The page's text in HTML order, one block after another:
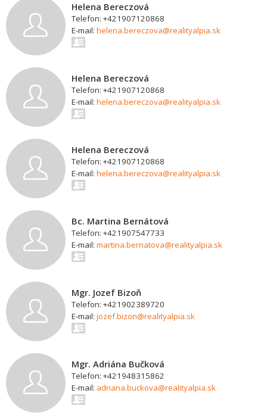
Helena Bereczová
Telefon: +421907120868
E-mail: helena.bereczova@realityalpia.sk
Helena Bereczová
Telefon: +421907120868
E-mail: helena.bereczova@realityalpia.sk
Helena Bereczová
Telefon: +421907120868
E-mail: helena.bereczova@realityalpia.sk
Bc. Martina Bernátová
Telefon: +421907547733
E-mail: martina.bernatova@realityalpia.sk
Mgr. Jozef Bizoň
Telefon: +421902389720
E-mail: jozef.bizon@realityalpia.sk
Mgr. Adriána Bučková
Telefon: +421948315862
E-mail: adriana.buckova@realityalpia.sk